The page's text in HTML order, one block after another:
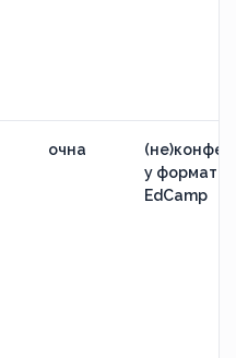
очна
у форматі
EdCamp